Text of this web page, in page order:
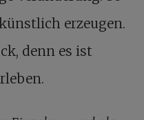
erzeugen.
denn es ist